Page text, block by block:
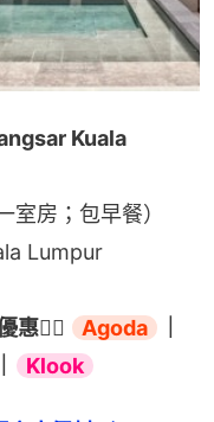
Kuala
房；包早餐）
Lumpur
👉🏻
Agoda
Klook